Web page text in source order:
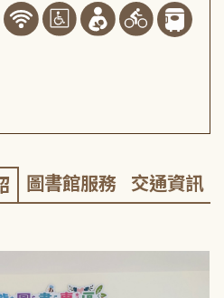
圖書館服務 交通資訊